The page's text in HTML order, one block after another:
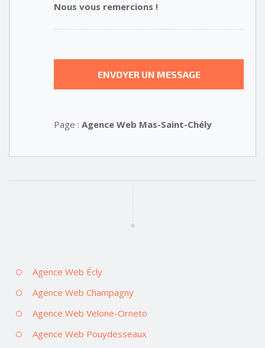
Nous vous remercions !
Page : Agence Web Mas-Saint-Chély
Agence Web Écly
Agence Web Champagny
Agence Web Velone-Orneto
Agence Web Pouydesseaux